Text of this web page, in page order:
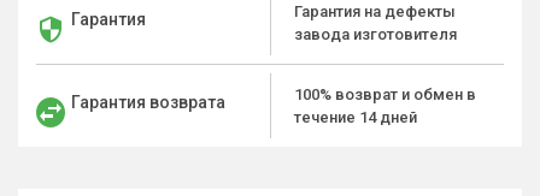
Гарантия
Гарантия на дефекты
завода изготовителя
Гарантия возврата
100% возврат и обмен в
течение 14 дней